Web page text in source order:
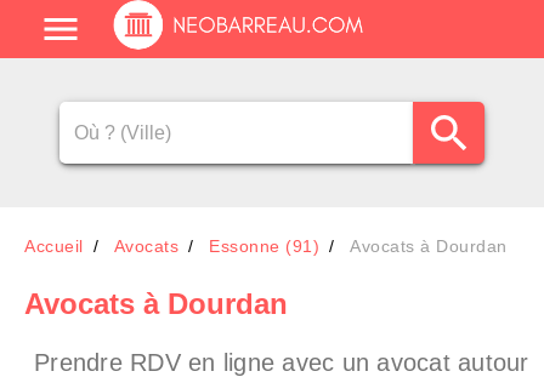
Accueil Avocats Essonne (91) Avocats à Dourdan
Avocats à Dourdan
Prendre RDV en ligne avec un avocat autour